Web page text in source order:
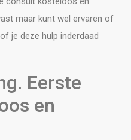
maar kunt wel ervaren of
je deze hulp inderdaad
Eerste
en